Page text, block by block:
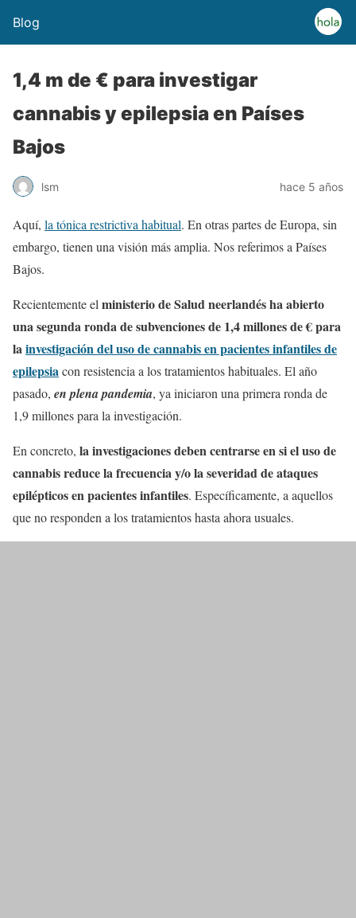
Blog
1,4 m de € para investigar
cannabis y epilepsia en Países
Bajos
lsm hace 5 años
Aquí, la tónica restrictiva habitual. En otras partes de Europa, sin
embargo, tienen una visión más amplia. Nos referimos a Países
Bajos.
Recientemente el ministerio de Salud neerlandés ha abierto
una segunda ronda de subvenciones de 1,4 millones de € para
lainvestigación del uso de cannabis en pacientes infantiles de
epilepsiacon resistencia a los tratamientos habituales. El año
pasado, en plena pandemia, ya iniciaron una primera ronda de
1,9 millones para la investigación.
En concreto, la investigaciones deben centrarse en si el uso de
cannabis reduce la frecuencia y/o la severidad de ataques
epilépticos en pacientes infantiles. Específicamente, a aquellos
que no responden a los tratamientos hasta ahora usuales.